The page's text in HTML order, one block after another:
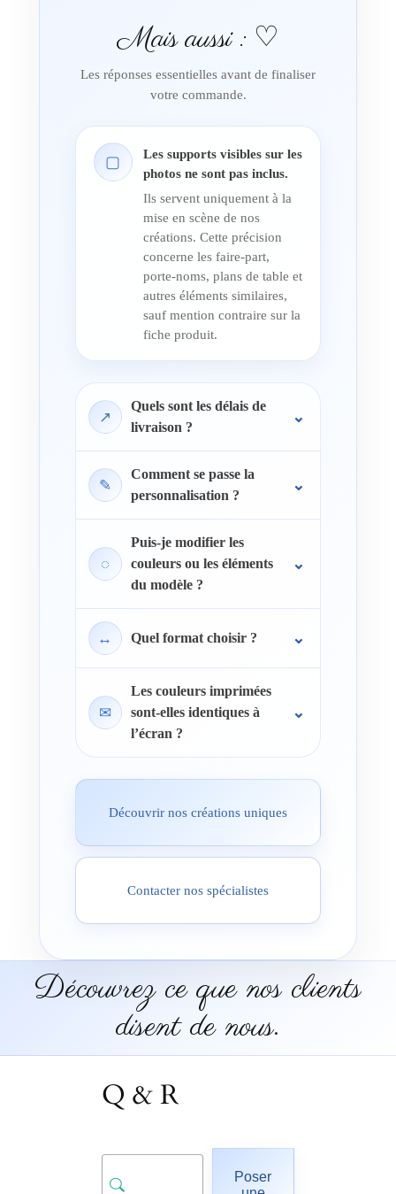
Mais aussi : ♡
Les réponses essentielles avant de finaliser
votre commande.
▢
Les supports visibles sur les
photos ne sont pas inclus.
Ils servent uniquement à la
mise en scène de nos
créations. Cette précision
concerne les faire-part,
porte-noms, plans de table et
autres éléments similaires,
sauf mention contraire sur la
fiche produit.
↗
Quels sont les délais de
livraison ?
✎
Comment se passe la
personnalisation ?
◌
Puis-je modifier les
couleurs ou les éléments
du modèle ?
↔ Quel format choisir ?
✉
Les couleurs imprimées
sont-elles identiques à
l’écran ?
Découvrir nos créations uniques
Contacter nos spécialistes
Découvrez ce que nos clients
disent de nous.
Q & R
Poser